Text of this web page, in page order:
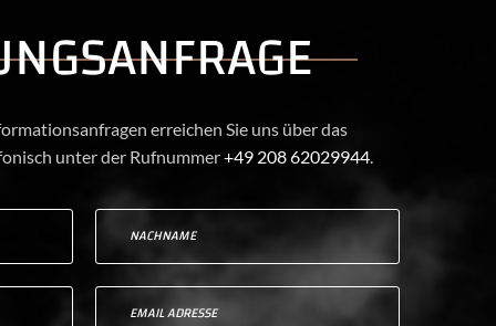
erreichen Sie uns über das
unter der Rufnummer+49 208 62029944.